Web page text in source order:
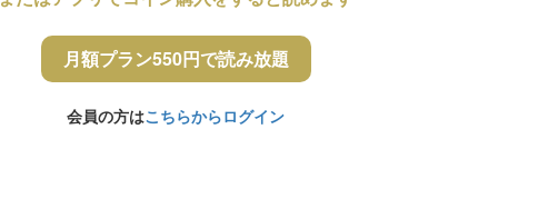
月額プラン550円で読み放題
会員の方はこちらからログイン